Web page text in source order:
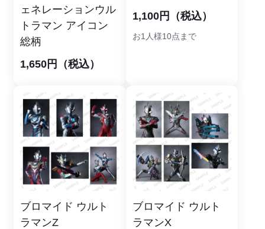
ェネレーションウル
トラマン アイコン
総柄
1,650円（税込）
1,100円（税込）
お1人様10点まで
ブロマイド ウルト
ラマンZ
ブロマイド ウルト
ラマンX